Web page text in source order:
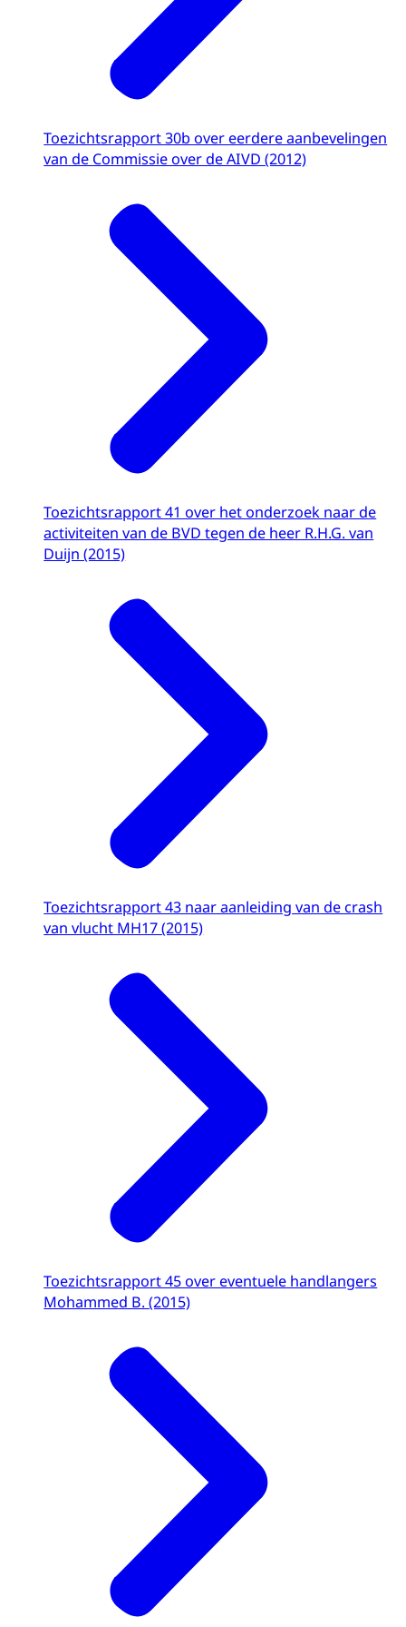
Toezichtsrapport 30b over eerdere aanbevelingen
van de Commissie over de AIVD (2012)
Toezichtsrapport 41 over het onderzoek naar de
activiteiten van de BVD tegen de heer R.H.G. van
Duijn (2015)
Toezichtsrapport 43 naar aanleiding van de crash
van vlucht MH17 (2015)
Toezichtsrapport 45 over eventuele handlangers
Mohammed B. (2015)